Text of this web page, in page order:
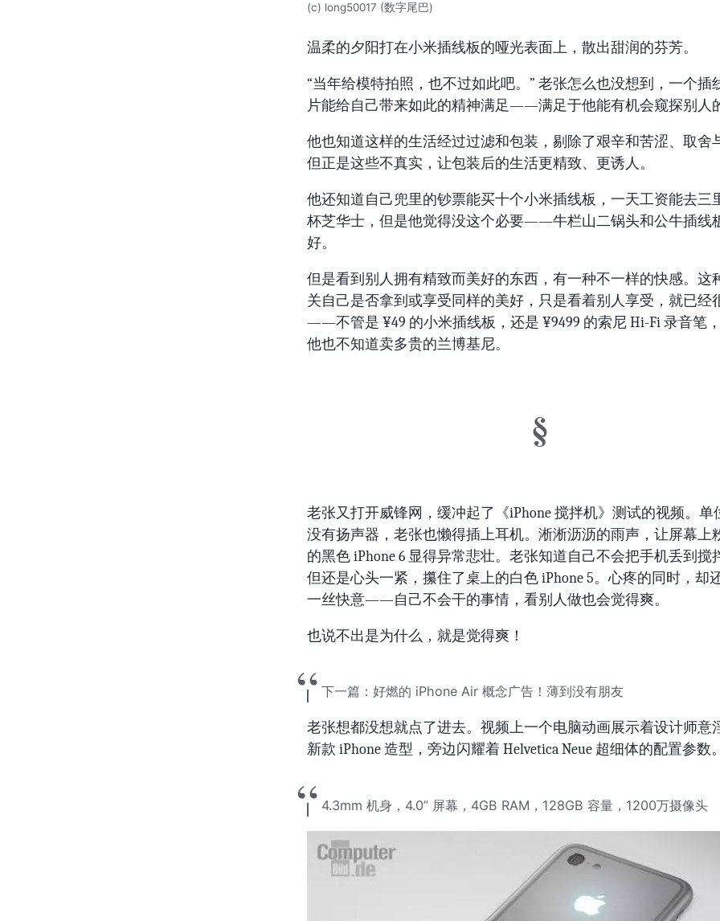
(c) long50017 (数字尾巴)
温柔的夕阳打在小米插线板的哑光表面上，散出甜润的芬芳。
“当年给模特拍照，也不过如此吧。” 老张怎么也没想到，一个插
片能给自己带来如此的精神满足——满足于他能有机会窥探别人
他也知道这样的生活经过过滤和包装，剔除了艰辛和苦涩、取舍
但正是这些不真实，让包装后的生活更精致、更诱人。
他还知道自己兜里的钞票能买十个小米插线板，一天工资能去三
杯芝华士，但是他觉得没这个必要——牛栏山二锅头和公牛插线
好。
但是看到别人拥有精致而美好的东西，有一种不一样的快感。这
关自己是否拿到或享受同样的美好，只是看着别人享受，就已经
——不管是 ¥49 的小米插线板，还是 ¥9499 的索尼 Hi-Fi 录音笔
他也不知道卖多贵的兰博基尼。
老张又打开威锋网，缓冲起了《iPhone 搅拌机》测试的视频。单
没有扬声器，老张也懒得插上耳机。淅淅沥沥的雨声，让屏幕上
的黑色 iPhone 6 显得异常悲壮。老张知道自己不会把手机丢到搅
但还是心头一紧，攥住了桌上的白色 iPhone 5。心疼的同时，却
一丝快意——自己不会干的事情，看别人做也会觉得爽。
也说不出是为什么，就是觉得爽！
下一篇：好燃的 iPhone Air 概念广告！薄到没有朋友
老张想都没想就点了进去。视频上一个电脑动画展示着设计师意
新款 iPhone 造型，旁边闪耀着 Helvetica Neue 超细体的配置参数
4.3mm 机身，4.0” 屏幕，4GB RAM，128GB 容量，1200万摄像头